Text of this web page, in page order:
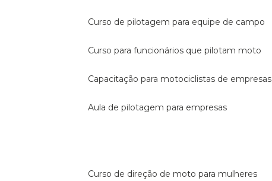
curso de pilotagem para equipe de campo
curso para funcionários que pilotam moto
capacitação para motociclistas de empresas
aula de pilotagem para empresas
curso de direção de moto para mulheres